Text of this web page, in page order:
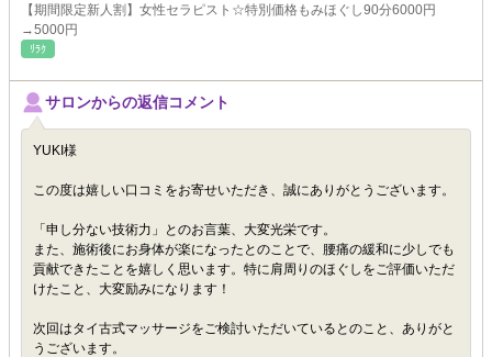
【期間限定新人割】女性セラピスト☆特別価格もみほぐし90分6000円
→5000円
ﾘﾗｸ
サロンからの返信コメント
YUKI様
この度は嬉しい口コミをお寄せいただき、誠にありがとうございます。
「申し分ない技術力」とのお言葉、大変光栄です。
また、施術後にお身体が楽になったとのことで、腰痛の緩和に少しでも
貢献できたことを嬉しく思います。特に肩周りのほぐしをご評価いただ
けたこと、大変励みになります！
次回はタイ古式マッサージをご検討いただいているとのこと、ありがと
うございます。